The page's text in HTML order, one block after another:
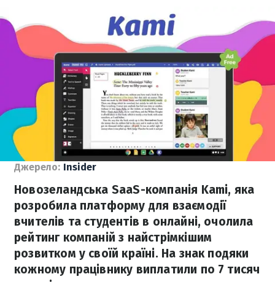
Джерело: Insider
Новозеландська SaaS-компанія Kami, яка
розробила платформу для взаємодії
вчителів та студентів в онлайні, очолила
рейтинг компаній з найстрімкішим
розвитком у своїй країні. На знак подяки
кожному працівнику виплатили по 7 тисяч